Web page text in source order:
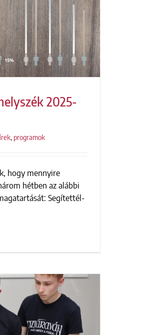
2025-
, programok
hogy mennyire
hétben az alábbi
Segítettél-